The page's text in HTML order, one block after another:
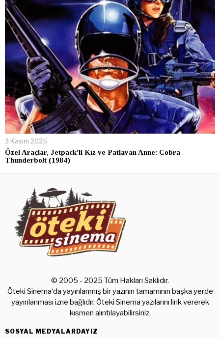
3 Kasım 2025
Özel Araçlar, Jetpack’li Kız ve Patlayan Anne: Cobra
Thunderbolt (1984)
© 2005 - 2025 Tüm Hakları Saklıdır.
Öteki Sinema‘da yayınlanmış bir yazının tamamının başka yerde
yayınlanması izne bağlıdır. Öteki Sinema yazılarını link vererek
kısmen alıntılayabilirsiniz.
SOSYAL MEDYALARDAYIZ